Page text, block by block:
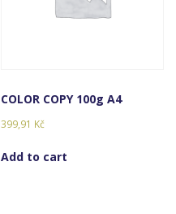
COLOR COPY 100g A4
399,91 Kč
Add to cart